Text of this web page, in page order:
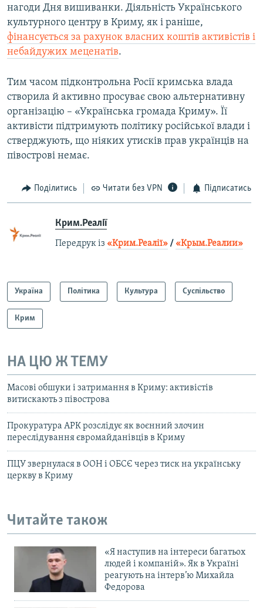
нагоди Дня вишиванки. Діяльність Українського
культурного центру в Криму, як і раніше,
фінансується за рахунок власних коштів активістів і
небайдужих меценатів.
Тим часом підконтрольна Росії кримська влада
створила й активно просуває свою альтернативну
організацію – «Українська громада Криму». Її
активісти підтримують політику російської влади і
стверджують, що ніяких утисків прав українців на
півострові немає.
Поділитись Читати без VPN Підписатись
Крим.Реалії
Передрук із «Крим.Реалії» / «Крым.Реалии»
Україна Політика Культура Суспільство
Крим
НА ЦЮ Ж ТЕМУ
Масові обшуки і затримання в Криму: активістів
витискають з півострова
Прокуратура АРК розслідує як воєнний злочин
переслідування євромайданівців в Криму
ПЦУ звернулася в ООН і ОБСЄ через тиск на українську
церкву в Криму
Читайте також
«Я наступив на інтереси багатьох
людей і компаній». Як в Україні
реагують на інтерв’ю Михайла
Федорова